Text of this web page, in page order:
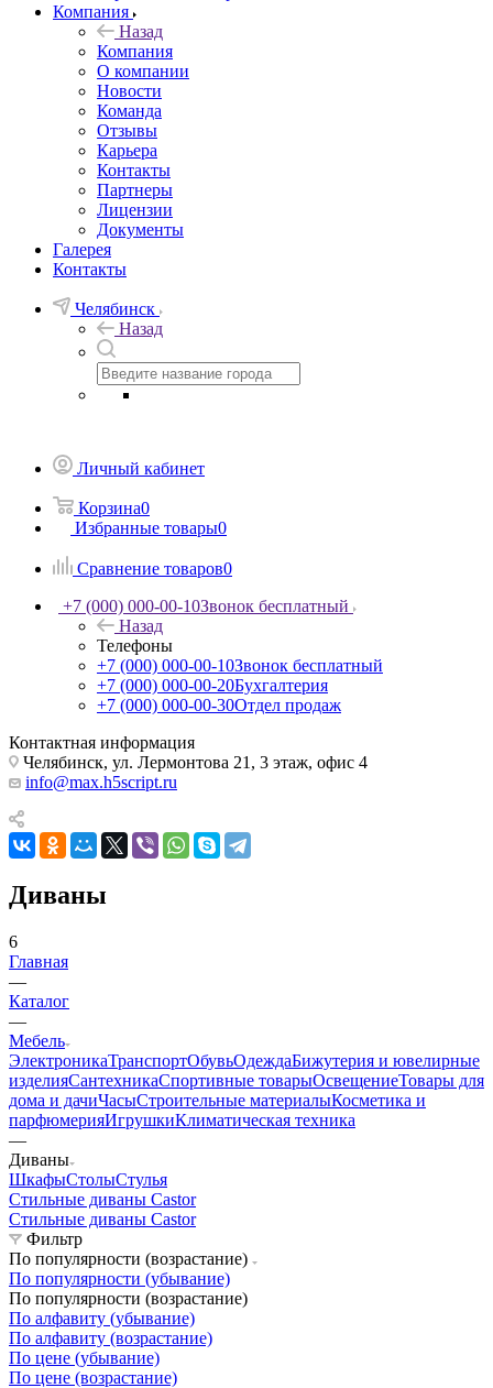
Компания
Назад
Компания
О компании
Новости
Команда
Отзывы
Карьера
Контакты
Партнеры
Лицензии
Документы
Галерея
Контакты
Челябинск
Назад
Личный кабинет
Корзина0
Избранные товары0
Сравнение товаров0
+7 (000) 000-00-10Звонок бесплатный
Назад
Телефоны
+7 (000) 000-00-10Звонок бесплатный
+7 (000) 000-00-20Бухгалтерия
+7 (000) 000-00-30Отдел продаж
Контактная информация
Челябинск, ул. Лермонтова 21, 3 этаж, офис 4
info@max.h5script.ru
Диваны
6
Главная
—
Каталог
—
Мебель
ЭлектроникаТранспортОбувьОдеждаБижутерия и ювелирные
изделияСантехникаСпортивные товарыОсвещениеТовары для
дома и дачиЧасыСтроительные материалыКосметика и
парфюмерияИгрушкиКлиматическая техника
—
Диваны
ШкафыСтолыСтулья
Стильные диваны Castor
Стильные диваны Castor
Фильтр
По популярности (возрастание)
По популярности (убывание)
По популярности (возрастание)
По алфавиту (убывание)
По алфавиту (возрастание)
По цене (убывание)
По цене (возрастание)